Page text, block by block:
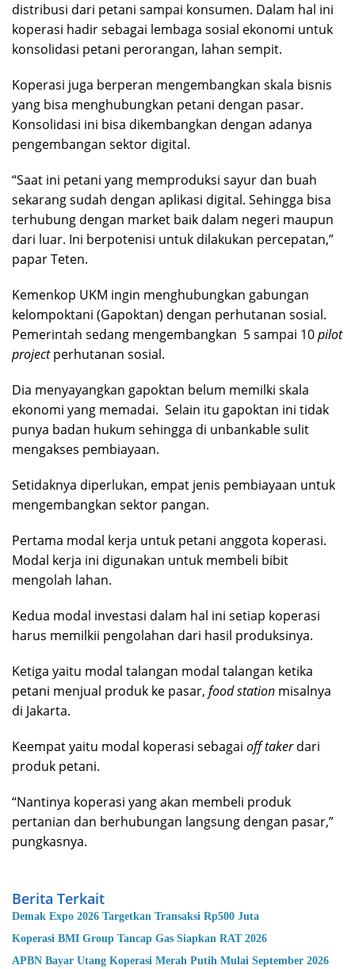
distribusi dari petani sampai konsumen. Dalam hal ini
koperasi hadir sebagai lembaga sosial ekonomi untuk
konsolidasi petani perorangan, lahan sempit.
Koperasi juga berperan mengembangkan skala bisnis
yang bisa menghubungkan petani dengan pasar.
Konsolidasi ini bisa dikembangkan dengan adanya
pengembangan sektor digital.
“Saat ini petani yang memproduksi sayur dan buah
sekarang sudah dengan aplikasi digital. Sehingga bisa
terhubung dengan market baik dalam negeri maupun
dari luar. Ini berpotenisi untuk dilakukan percepatan,”
papar Teten.
Kemenkop UKM ingin menghubungkan gabungan
kelompoktani (Gapoktan) dengan perhutanan sosial.
Pemerintah sedang mengembangkan 5 sampai 10pilot
projectperhutanan sosial.
Dia menyayangkan gapoktan belum memilki skala
ekonomi yang memadai. Selain itu gapoktan ini tidak
punya badan hukum sehingga di unbankable sulit
mengakses pembiayaan.
Setidaknya diperlukan, empat jenis pembiayaan untuk
mengembangkan sektor pangan.
Pertama modal kerja untuk petani anggota koperasi.
Modal kerja ini digunakan untuk membeli bibit
mengolah lahan.
Kedua modal investasi dalam hal ini setiap koperasi
harus memilkii pengolahan dari hasil produksinya.
Ketiga yaitu modal talangan modal talangan ketika
petani menjual produk ke pasar, food station misalnya
di Jakarta.
Keempat yaitu modal koperasi sebagai off takerdari
produk petani.
“Nantinya koperasi yang akan membeli produk
pertanian dan berhubungan langsung dengan pasar,”
pungkasnya.
Berita Terkait
Demak Expo 2026 Targetkan Transaksi Rp500 Juta
Koperasi BMI Group Tancap Gas Siapkan RAT 2026
APBN Bayar Utang Koperasi Merah Putih Mulai September 2026